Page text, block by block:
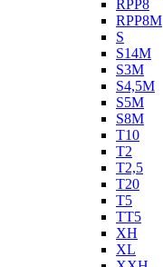
RPP8
RPP8M
S
S14M
S3M
S4,5M
S5M
S8M
T10
T2
T2,5
T20
T5
TT5
XH
XL